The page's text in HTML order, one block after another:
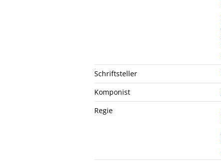
Schriftsteller
Komponist
Regie